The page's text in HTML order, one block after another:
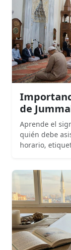
de
Aprende el
quién debe
horario,